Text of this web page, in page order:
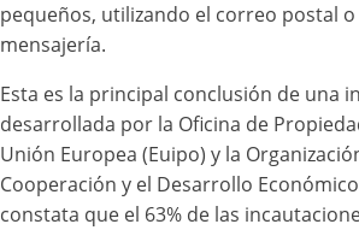
pequeños, utilizando el correo postal
mensajería.
Esta es la principal conclusión de una
desarrollada por la Oficina de
Unión Europea (Euipo) y la
Cooperación y el Desarrollo
constata que el 63% de las